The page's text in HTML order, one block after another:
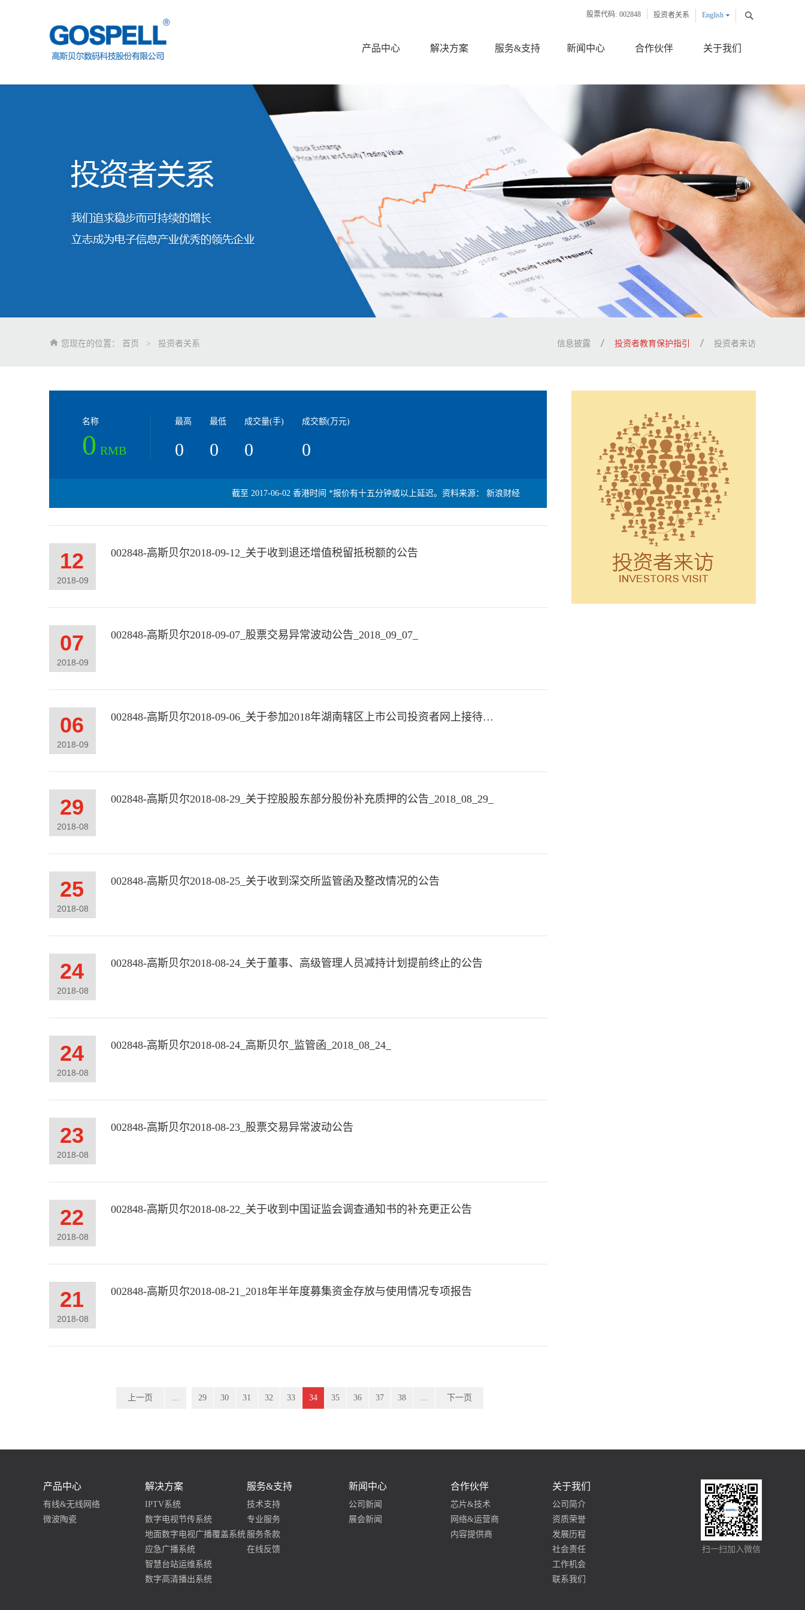
English
投资者关系
股票代码: 002848
产品中心 解决方案 服务&支持 新闻中心 合作伙伴 关于我们
您现在的位置： 首页 > 投资者关系 信息披露 投资者教育保护指引 投资者来访
名称
0 RMB
最高
0
最低
0
成交量(手)
0
成交额(万元)
0
截至 2017-06-02 香港时间 *报价有十五分钟或以上延迟。资料来源： 新浪财经
002848-高斯贝尔2018-09-12_关于收到退还增值税留抵税额的公告
2018-09
12
002848-高斯贝尔2018-09-07_股票交易异常波动公告_2018_09_07_
2018-09
07
002848-高斯贝尔2018-09-06_关于参加2018年湖南辖区上市公司投资者网上接待日活动的公告
2018-09
06
002848-高斯贝尔2018-08-29_关于控股股东部分股份补充质押的公告_2018_08_29_
2018-08
29
002848-高斯贝尔2018-08-25_关于收到深交所监管函及整改情况的公告
2018-08
25
002848-高斯贝尔2018-08-24_关于董事、高级管理人员减持计划提前终止的公告
2018-08
24
002848-高斯贝尔2018-08-24_高斯贝尔_监管函_2018_08_24_
2018-08
24
002848-高斯贝尔2018-08-23_股票交易异常波动公告
2018-08
23
002848-高斯贝尔2018-08-22_关于收到中国证监会调查通知书的补充更正公告
2018-08
22
002848-高斯贝尔2018-08-21_2018年半年度募集资金存放与使用情况专项报告
2018-08
21
上一页 ... 29 30 31 32 33 34 35 36 37 38 ... 下一页
产品中心
有线&无线网络
微波陶瓷
解决方案
IPTV系统
数字电视节传系统
地面数字电视广播覆盖系统
应急广播系统
智慧台站运维系统
数字高清播出系统
服务&支持
技术支持
专业服务
服务条款
在线反馈
新闻中心
公司新闻
展会新闻
合作伙伴
芯片&技术
网络&运营商
内容提供商
关于我们
公司简介
资质荣誉
发展历程
社会责任
工作机会
联系我们
扫一扫加入微信